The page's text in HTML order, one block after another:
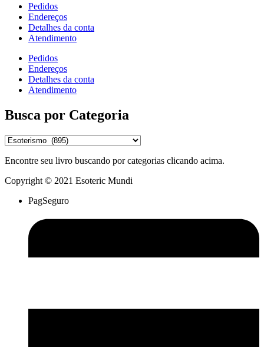
Pedidos
Endereços
Detalhes da conta
Atendimento
Pedidos
Endereços
Detalhes da conta
Atendimento
Busca por Categoria
Encontre seu livro buscando por categorias clicando acima.
Copyright © 2021 Esoteric Mundi
PagSeguro